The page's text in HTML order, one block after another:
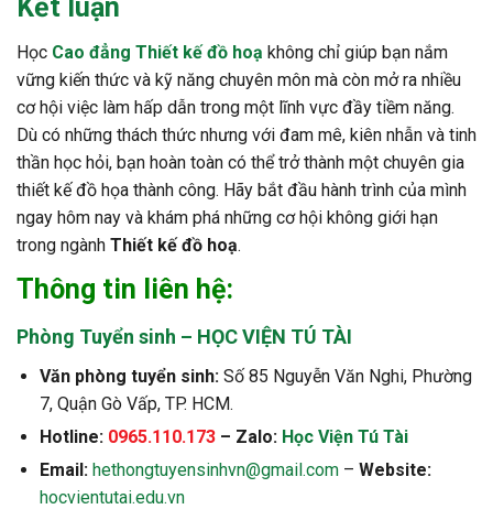
Kết luận
Học Cao đẳng Thiết kế đồ hoạ không chỉ giúp bạn nắm
vững kiến thức và kỹ năng chuyên môn mà còn mở ra nhiều
cơ hội việc làm hấp dẫn trong một lĩnh vực đầy tiềm năng.
Dù có những thách thức nhưng với đam mê, kiên nhẫn và tinh
thần học hỏi, bạn hoàn toàn có thể trở thành một chuyên gia
thiết kế đồ họa thành công. Hãy bắt đầu hành trình của mình
ngay hôm nay và khám phá những cơ hội không giới hạn
trong ngành Thiết kế đồ hoạ.
Thông tin liên hệ:
Phòng Tuyển sinh – HỌC VIỆN TÚ TÀI
Văn phòng tuyển sinh:Số 85 Nguyễn Văn Nghi, Phường
7, Quận Gò Vấp, TP. HCM.
Hotline: 0965.110.173– Zalo: Học Viện Tú Tài
Email: hethongtuyensinhvn@gmail.com– Website:
hocvientutai.edu.vn